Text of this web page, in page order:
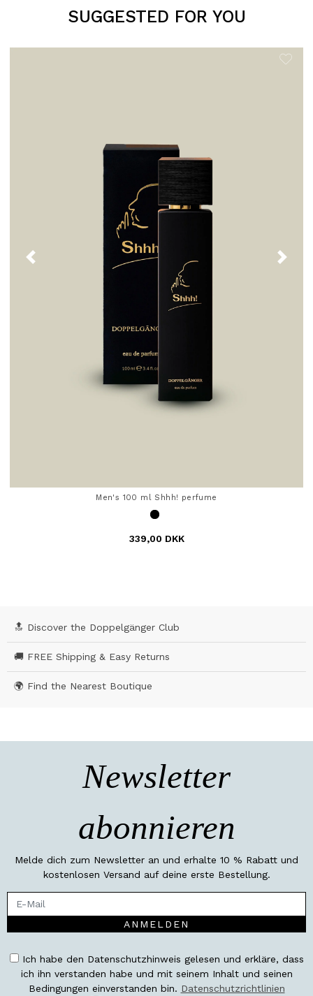
SUGGESTED FOR YOU
Men's 100 ml Shhh! perfume
339,00 DKK
🔝 Discover the Doppelgänger Club
🚚 FREE Shipping & Easy Returns
🌍 Find the Nearest Boutique
Newsletter
abonnieren
Melde dich zum Newsletter an und erhalte 10 % Rabatt und
kostenlosen Versand auf deine erste Bestellung.
ANMELDEN
Ich habe den Datenschutzhinweis gelesen und erkläre, dass
ich ihn verstanden habe und mit seinem Inhalt und seinen
Bedingungen einverstanden bin. Datenschutzrichtlinien